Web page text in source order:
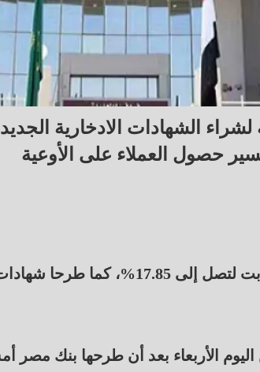
وبنك مصر 4 وسائل متنوعة لشراء الشهادات الادخارية
حصول العملاء على الأوعية
وكان البنكان قد رفعا أسعار الفائدة على الشهادات ذات العائد الثابت لتصل إلى 17.85%، كما طرحا
اليوم الأربعاء بعد أن طرحها بنك مصر